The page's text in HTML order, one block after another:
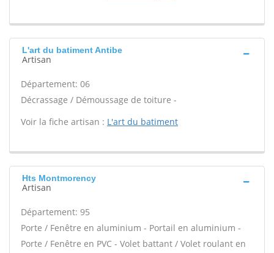
L'art du batiment Antibe
Artisan
Département: 06
Décrassage / Démoussage de toiture -
Voir la fiche artisan : L'art du batiment
Hts Montmorency
Artisan
Département: 95
Porte / Fenêtre en aluminium - Portail en aluminium -
Porte / Fenêtre en PVC - Volet battant / Volet roulant en